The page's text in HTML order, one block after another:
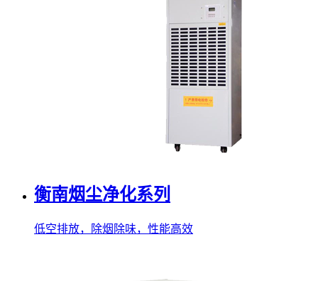
衡南烟尘净化系列
低空排放，除烟除味，性能高效